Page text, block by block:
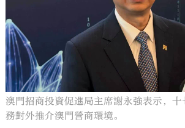
澳門招商投資促進局主席謝永強表示，
務對外推介澳門營商環境。